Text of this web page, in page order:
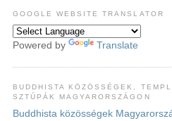
GOOGLE WEBSITE TRANSLATOR
Powered by Translate
BUDDHISTA KÖZÖSSÉGEK,
SZTÚPÁK MAGYARORSZÁGON
Buddhista közösségek